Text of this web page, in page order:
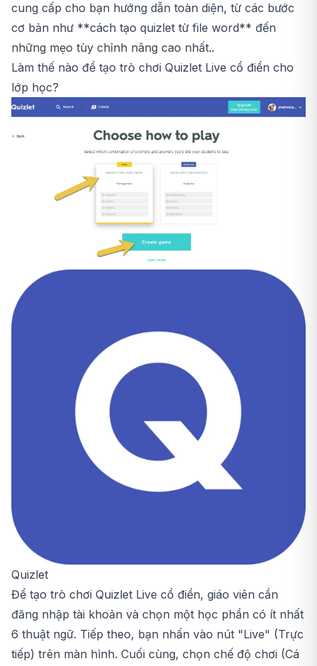
cung cấp cho bạn hướng dẫn toàn diện, từ các bước
cơ bản như **cách tạo quizlet từ file word** đến
những mẹo tùy chỉnh nâng cao nhất..
Làm thế nào để tạo trò chơi Quizlet Live cổ điển cho
lớp học?
Quizlet
Để tạo trò chơi Quizlet Live cổ điển, giáo viên cần
đăng nhập tài khoản và chọn một học phần có ít nhất
6 thuật ngữ. Tiếp theo, bạn nhấn vào nút "Live" (Trực
tiếp) trên màn hình. Cuối cùng, chọn chế độ chơi (Cá